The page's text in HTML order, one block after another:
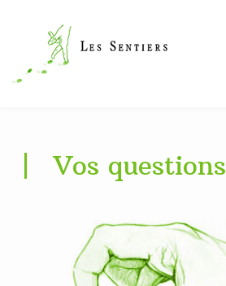
Vos questions